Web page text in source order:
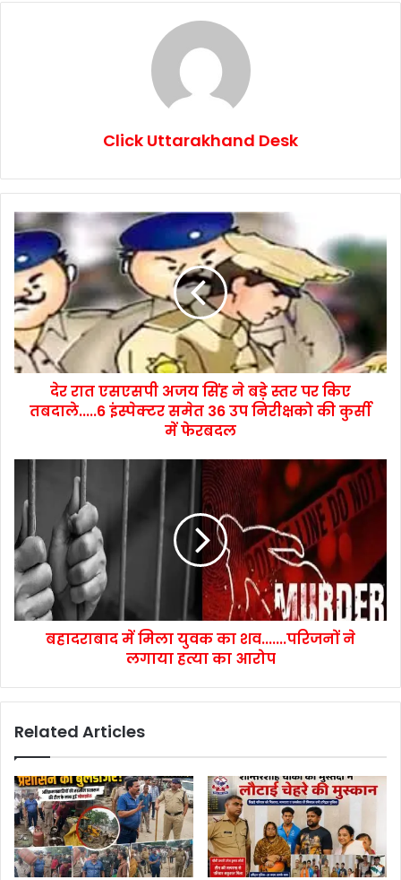
Click Uttarakhand Desk
देर रात एसएसपी अजय सिंह ने बड़े स्तर पर किए
तबदाले.....6 इंस्पेक्टर समेत 36 उप निरीक्षको की कुर्सी
में फेरबदल
बहादराबाद में मिला युवक का शव.......परिजनों ने
लगाया हत्या का आरोप
Related Articles